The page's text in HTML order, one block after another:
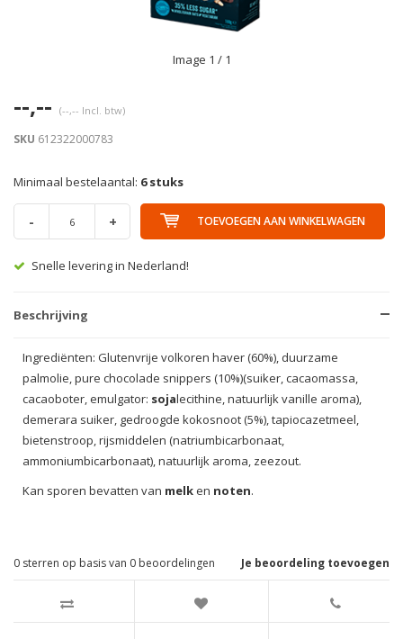
Image 1 / 1
--,-- (--,-- Incl. btw)
SKU 612322000783
Minimaal bestelaantal: 6 stuks
- + TOEVOEGEN AAN WINKELWAGEN
Snelle levering in Nederland!
Beschrijving
Ingrediënten: Glutenvrije volkoren haver (60%), duurzame
palmolie, pure chocolade snippers (10%)(suiker, cacaomassa,
cacaoboter, emulgator: sojalecithine, natuurlijk vanille aroma),
demerara suiker, gedroogde kokosnoot (5%), tapiocazetmeel,
bietenstroop, rijsmiddelen (natriumbicarbonaat,
ammoniumbicarbonaat), natuurlijk aroma, zeezout.
Kan sporen bevatten van melken noten.
Je beoordeling toevoegen
0 sterren op basis van 0 beoordelingen